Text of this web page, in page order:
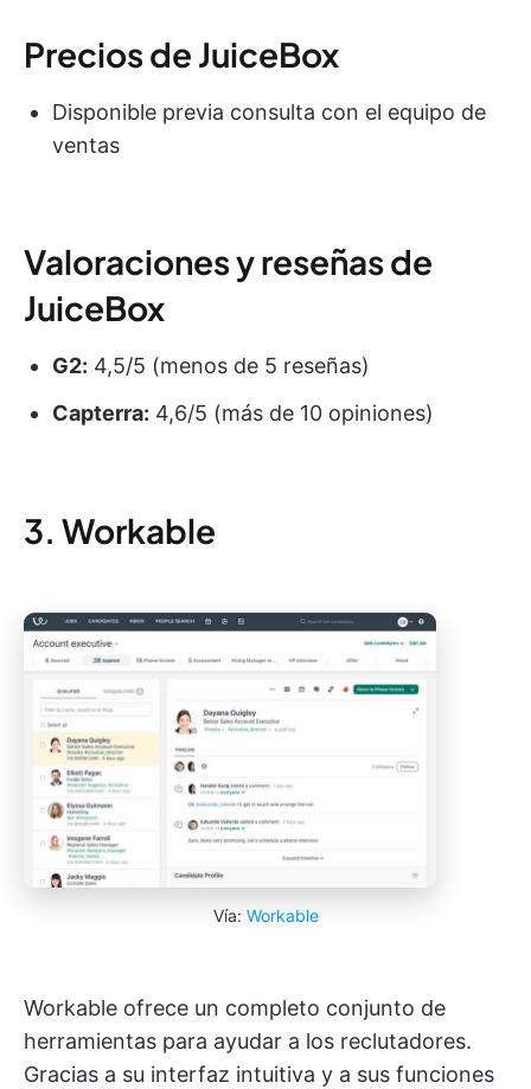
Precios de JuiceBox
Disponible previa consulta con el equipo de
ventas
Valoraciones y reseñas de
JuiceBox
G2: 4,5/5 (menos de 5 reseñas)
Capterra: 4,6/5 (más de 10 opiniones)
3. Workable
Vía: Workable
Workable ofrece un completo conjunto de
herramientas para ayudar a los reclutadores.
Gracias a su interfaz intuitiva y a sus funciones